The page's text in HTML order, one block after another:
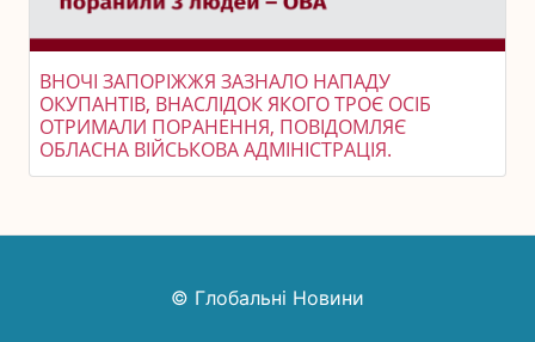
ВНОЧІ ЗАПОРІЖЖЯ ЗАЗНАЛО НАПАДУ
ОКУПАНТІВ, ВНАСЛІДОК ЯКОГО ТРОЄ ОСІБ
ОТРИМАЛИ ПОРАНЕННЯ, ПОВІДОМЛЯЄ
ОБЛАСНА ВІЙСЬКОВА АДМІНІСТРАЦІЯ.
© Глобальні Новини